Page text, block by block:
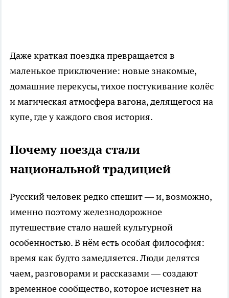
Даже краткая поездка превращается в
маленькое приключение: новые знакомые,
домашние перекусы, тихое постукивание колёс
и магическая атмосфера вагона, делящегося на
купе, где у каждого своя история.
Почему поезда стали
национальной традицией
Русский человек редко спешит — и, возможно,
именно поэтому железнодорожное
путешествие стало нашей культурной
особенностью. В нём есть особая философия:
время как будто замедляется. Люди делятся
чаем, разговорами и рассказами — создают
временное сообщество, которое исчезнет на